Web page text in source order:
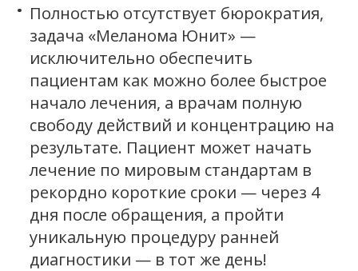
Полностью отсутствует бюрократия,
задача «Меланома Юнит» —
исключительно обеспечить
пациентам как можно более быстрое
начало лечения, а врачам полную
свободу действий и концентрацию на
результате. Пациент может начать
лечение по мировым стандартам в
рекордно короткие сроки — через 4
дня после обращения, а пройти
уникальную процедуру ранней
диагностики — в тот же день!